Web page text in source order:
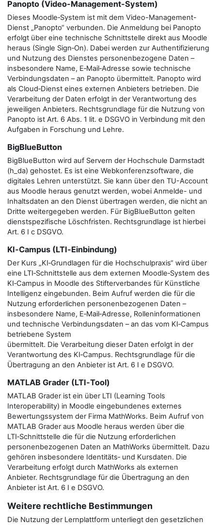
Panopto (Video-Management-System)
Dieses Moodle‑System ist mit dem Video-Management-
Dienst „Panopto“ verbunden. Die Anmeldung bei Panopto
erfolgt über eine technische Schnittstelle direkt aus Moodle
heraus (Single Sign‑On). Dabei werden zur Authentifizierung
und Nutzung des Dienstes personenbezogene Daten –
insbesondere Name, E‑Mail‑Adresse sowie technische
Verbindungsdaten – an Panopto übermittelt. Panopto wird
als Cloud‑Dienst eines externen Anbieters betrieben. Die
Verarbeitung der Daten erfolgt in der Verantwortung des
jeweiligen Anbieters. Rechtsgrundlage für die Nutzung von
Panopto ist Art. 6 Abs. 1 lit. e DSGVO in Verbindung mit den
Aufgaben in Forschung und Lehre.
BigBlueButton
BigBlueButton wird auf Servern der Hochschule Darmstadt
(h_da) gehostet. Es ist eine Webkonferenzsoftware, die
digitales Lehren unterstützt. Sie kann über den TU-Account
aus Moodle heraus genutzt werden, wobei Anmelde- und
Inhaltsdaten an den Dienst übertragen werden, die nicht an
Dritte weitergegeben werden. Für BigBlueButton gelten
dienstspezifische Löschfristen. Rechtsgrundlage ist hierbei
Art. 6 I c DSGVO.
KI‑Campus (LTI‑Einbindung)
Der Kurs „KI‑Grundlagen für die Hochschulpraxis“ wird über
eine LTI‑Schnittstelle aus dem externen Moodle‑System des
KI‑Campus in Moodle des Stifterverbandes für Künstliche
Intelligenz eingebunden. Beim Aufruf werden die für die
Nutzung erforderlichen personenbezogenen Daten –
insbesondere Name, E‑Mail‑Adresse, Rolleninformationen
und technische Verbindungsdaten – an das vom KI‑Campus
betriebene System
übermittelt. Die Verarbeitung dieser Daten erfolgt in der
Verantwortung des KI‑Campus. Rechtsgrundlage für die
Übertragung an den Anbieter ist Art. 6 I e DSGVO.
MATLAB Grader (LTI‑Tool)
MATLAB Grader ist ein über LTI (Learning Tools
Interoperability) in Moodle eingebundenes externes
Bewertungssystem der Firma MathWorks. Beim Aufruf von
MATLAB Grader aus Moodle heraus werden über die
LTI‑Schnittstelle die für die Nutzung erforderlichen
personenbezogenen Daten an MathWorks übermittelt. Dazu
gehören insbesondere Identitäts‑ und Kursdaten. Die
Verarbeitung erfolgt durch MathWorks als externen
Anbieter. Rechtsgrundlage für die Übertragung an den
Anbieter ist Art. 6 I e DSGVO.
Weitere rechtliche Bestimmungen
Die Nutzung der Lernplattform unterliegt den gesetzlichen